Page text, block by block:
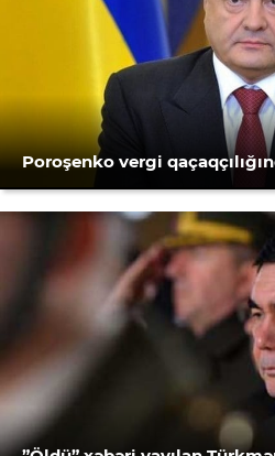
Poroşenko vergi